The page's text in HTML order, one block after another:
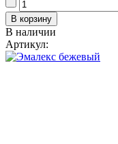
В наличии
Артикул: